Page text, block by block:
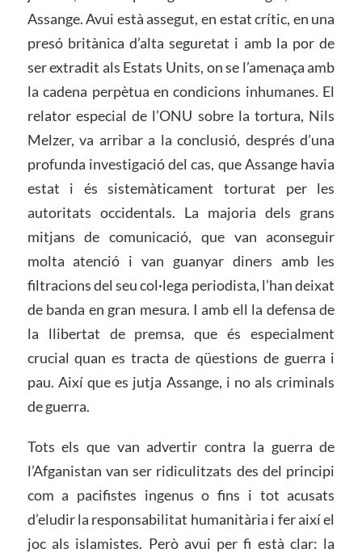
Assange. Avui està assegut, en estat crític, en una
presó britànica d’alta seguretat i amb la por de
ser extradit als Estats Units, on se l’amenaça amb
la cadena perpètua en condicions inhumanes. El
relator especial de l’ONU sobre la tortura, Nils
Melzer, va arribar a la conclusió, després d’una
profunda investigació del cas, que Assange havia
estat i és sistemàticament torturat per les
autoritats occidentals. La majoria dels grans
mitjans de comunicació, que van aconseguir
molta atenció i van guanyar diners amb les
filtracions del seu col·lega periodista, l’han deixat
de banda en gran mesura. I amb ell la defensa de
la llibertat de premsa, que és especialment
crucial quan es tracta de qüestions de guerra i
pau. Així que es jutja Assange, i no als criminals
de guerra.
Tots els que van advertir contra la guerra de
l’Afganistan van ser ridiculitzats des del principi
com a pacifistes ingenus o fins i tot acusats
d’eludir la responsabilitat humanitària i fer així el
joc als islamistes. Però avui per fi està clar: la